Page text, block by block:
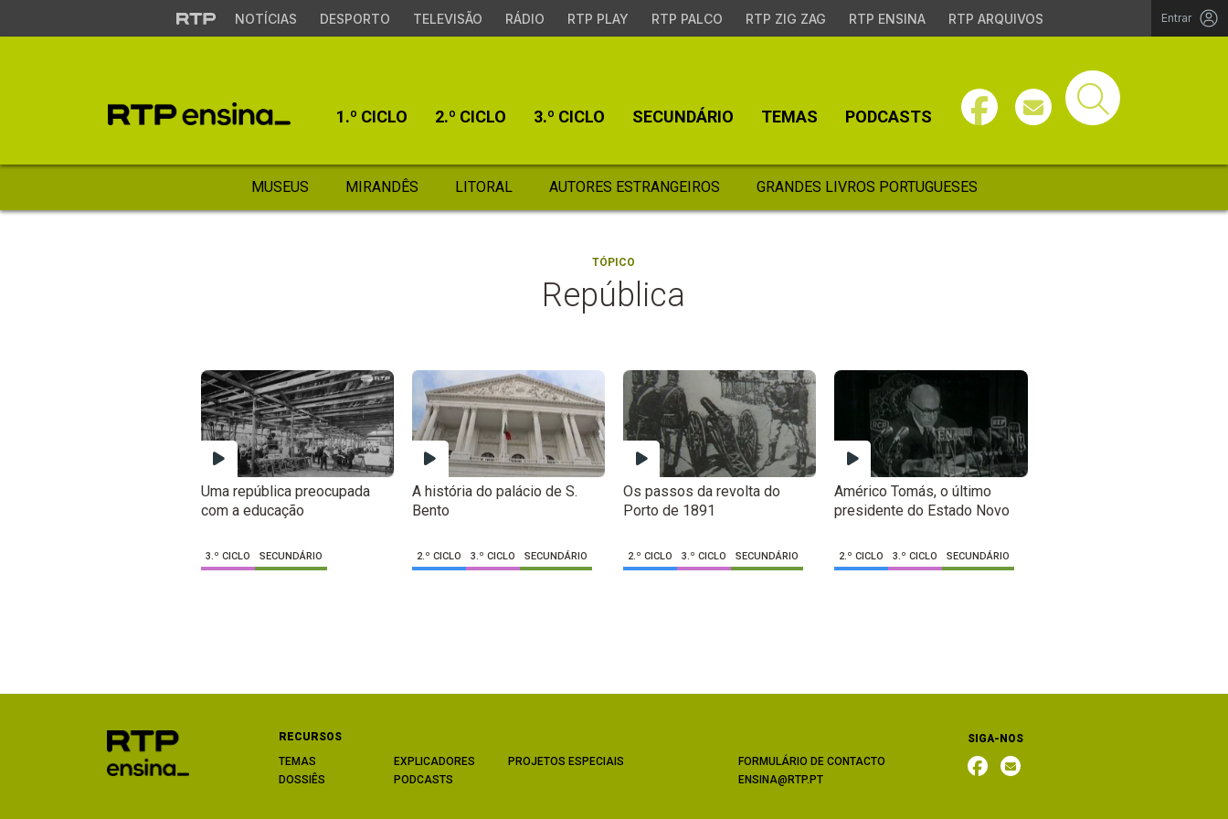
NOTÍCIAS DESPORTO TELEVISÃO RÁDIO RTP PLAY RTP PALCO RTP ZIG ZAG RTP ENSINA RTP ARQUIVOS Entrar
1.º CICLO 2.º CICLO 3.º CICLO SECUNDÁRIO TEMAS PODCASTS
MUSEUS MIRANDÊS LITORAL AUTORES ESTRANGEIROS GRANDES LIVROS PORTUGUESES
TÓPICO
República
Uma república preocupada
com a educação
3.º CICLO SECUNDÁRIO
A história do palácio de S.
Bento
2.º CICLO 3.º CICLO SECUNDÁRIO
Os passos da revolta do
Porto de 1891
2.º CICLO 3.º CICLO SECUNDÁRIO
Américo Tomás, o último
presidente do Estado Novo
2.º CICLO 3.º CICLO SECUNDÁRIO
RECURSOS
TEMAS
DOSSIÊS
EXPLICADORES
PODCASTS
PROJETOS ESPECIAIS
FORMULÁRIO DE CONTACTO
ENSINA@RTP.PT
SIGA-NOS